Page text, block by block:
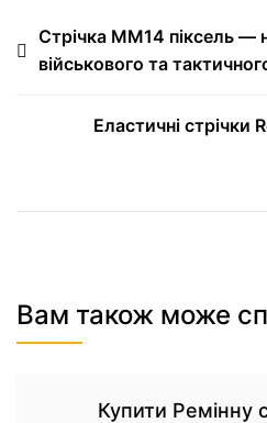
Стрічка ММ14 піксель —
військового та
Еластичні стрічки
Вам також може
Купити Ремінну